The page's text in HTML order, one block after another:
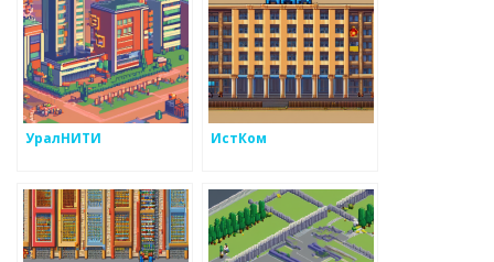
УралНИТИ ИстКом